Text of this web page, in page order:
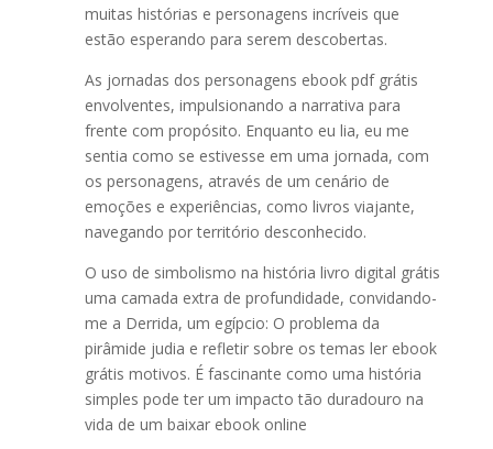
muitas histórias e personagens incríveis que
estão esperando para serem descobertas.
As jornadas dos personagens ebook pdf grátis
envolventes, impulsionando a narrativa para
frente com propósito. Enquanto eu lia, eu me
sentia como se estivesse em uma jornada, com
os personagens, através de um cenário de
emoções e experiências, como livros viajante,
navegando por território desconhecido.
O uso de simbolismo na história livro digital grátis
uma camada extra de profundidade, convidando-
me a Derrida, um egípcio: O problema da
pirâmide judia e refletir sobre os temas ler ebook
grátis motivos. É fascinante como uma história
simples pode ter um impacto tão duradouro na
vida de um baixar ebook online